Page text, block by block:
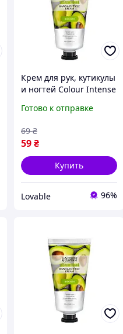
Крем для рук, кутикулы
и ногтей Colour Intense
Авокадо увлажняющий
Готово к отправке
59 ₴
69 ₴
Купить
Lovable 96%